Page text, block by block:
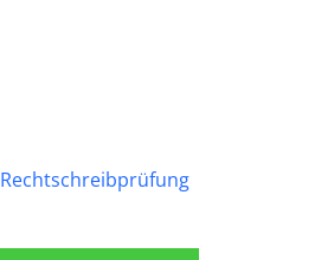
Rechtschreibprüfung